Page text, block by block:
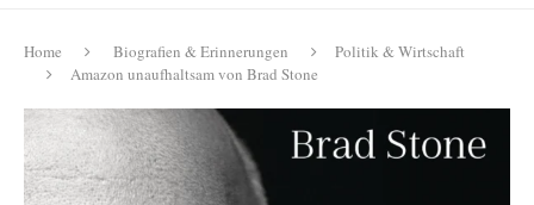
Home Biografien & Erinnerungen
Politik & Wirtschaft
Amazon unaufhaltsam von Brad Stone